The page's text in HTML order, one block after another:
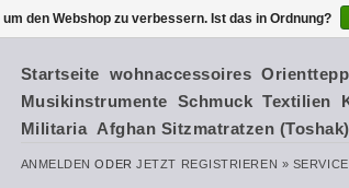
Startseite wohnaccessoires
Musikinstrumente Schmuck Textilien
Militaria Afghan Sitzmatratzen (Toshak)
ANMELDEN ODERJETZT REGISTRIEREN »
den Webshop zu verbessern. Ist das in Ordnung?